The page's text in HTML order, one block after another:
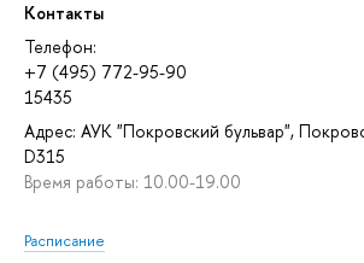
Контакты
Телефон:
+7 (495) 772-95-90
15435
Адрес: АУК "Покровский бульвар",
D315
Время работы: 10.00-19.00
Расписание